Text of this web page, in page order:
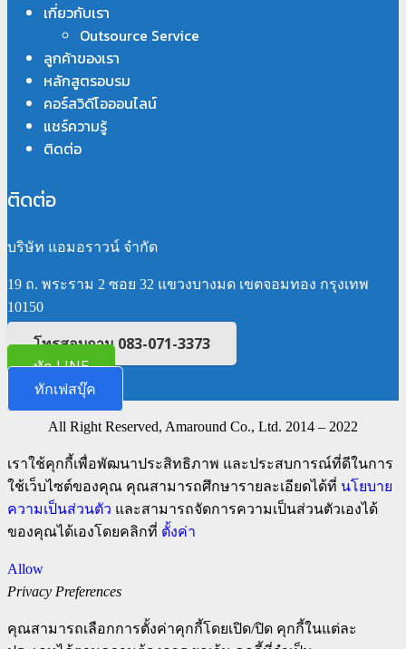
เกี่ยวกับเรา
Outsource Service
ลูกค้าของเรา
หลักสูตรอบรม
คอร์สวิดีโอออนไลน์
แชร์ความรู้
ติดต่อ
ติดต่อ
บริษัท แอมอราวน์ จำกัด
19 ถ. พระราม 2 ซอย 32 แขวงบางมด เขตจอมทอง กรุงเทพ
10150
โทรสอบถาม 083-071-3373
ทัก LINE
ทักเฟสบุ๊ค
All Right Reserved, Amaround Co., Ltd. 2014 – 2022
เราใช้คุกกี้เพื่อพัฒนาประสิทธิภาพ และประสบการณ์ที่ดีในการ
ใช้เว็บไซต์ของคุณ คุณสามารถศึกษารายละเอียดได้ที่ นโยบาย
ความเป็นส่วนตัว และสามารถจัดการความเป็นส่วนตัวเองได้
ของคุณได้เองโดยคลิกที่ ตั้งค่า
Allow
Privacy Preferences
คุณสามารถเลือกการตั้งค่าคุกกี้โดยเปิด/ปิด คุกกี้ในแต่ละ